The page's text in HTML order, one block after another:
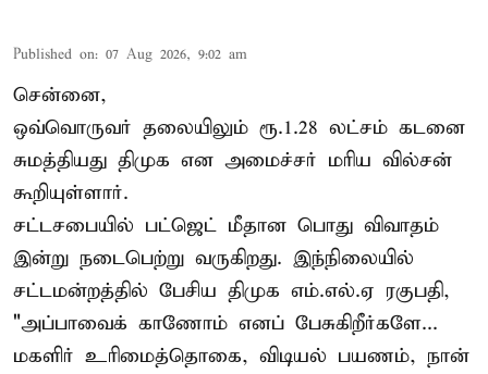
Published on: 07 Aug 2026, 9:02 am
சென்னை,
ஒவ்வொருவர் தலையிலும் ரூ.1.28 லட்சம் கடனை
சுமத்தியது திமுக என அமைச்சர் மரிய வில்சன்
கூறியுள்ளார்.
சட்டசபையில் பட்ஜெட் மீதான பொது விவாதம்
இன்று நடைபெற்று வருகிறது. இந்நிலையில்
சட்டமன்றத்தில் பேசிய திமுக எம்.எல்.ஏ ரகுபதி,
"அப்பாவைக் காணோம் எனப் பேசுகிறீர்களே...
மகளிர் உரிமைத்தொகை, விடியல் பயணம், நான்